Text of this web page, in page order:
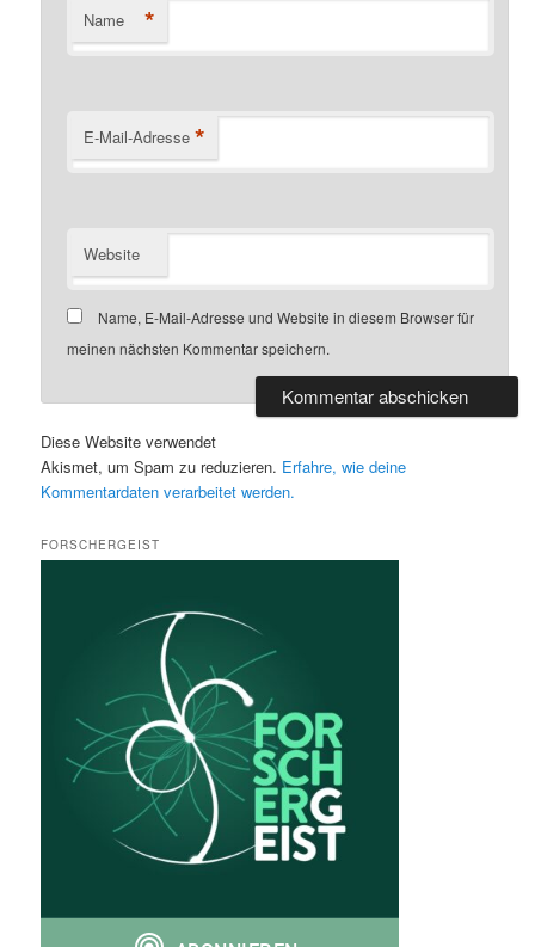
Name *
E-Mail-Adresse *
Website
Name, E-Mail-Adresse und Website in diesem Browser für
meinen nächsten Kommentar speichern.
Diese Website verwendet
Akismet, um Spam zu reduzieren. Erfahre, wie deine
Kommentardaten verarbeitet werden.
FORSCHERGEIST